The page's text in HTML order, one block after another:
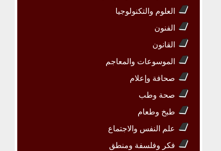
العلوم والتكنولوجيا
الفنون
القانون
الموسوعات والمعاجم
صحافة وإعلام
صحة وطب
طبخ وطعام
علم النفس والاجتماع
فكر وفلسفة ومنطق